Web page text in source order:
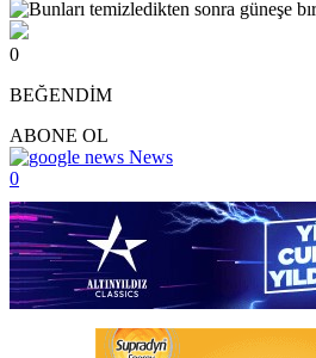
0
BEĞENDİM
ABONE OL
News
0